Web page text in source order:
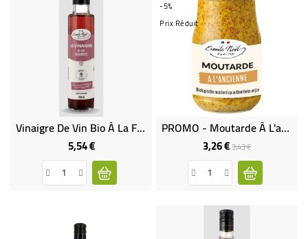
Vinaigre De Vin Bio À La Framboise
5,54 €Prix
-5%
Prix Réduit
PROMO - Moutarde À L'ancienne En Grains Bio
3,26 €Prix
de
base
3,43 €Prix